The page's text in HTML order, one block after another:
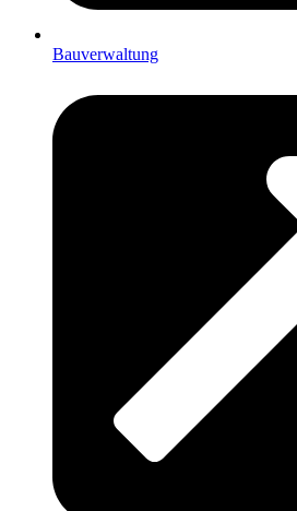
Bauverwaltung